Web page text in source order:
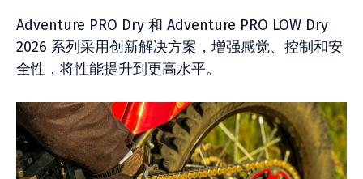
Adventure PRO Dry 和 Adventure PRO LOW Dry
2026 系列采用创新解决方案，增强感觉、控制和安
全性，将性能提升到更高水平。